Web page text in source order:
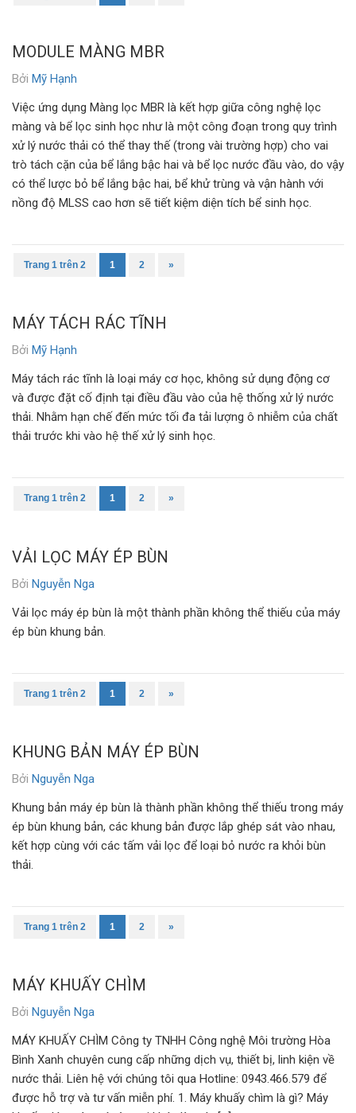
MODULE MÀNG MBR
Bởi Mỹ Hạnh
Việc ứng dụng Màng lọc MBR là kết hợp giữa công nghệ lọc
màng và bể lọc sinh học như là một công đoạn trong quy trình
xử lý nước thải có thể thay thế (trong vài trường hợp) cho vai
trò tách cặn của bể lắng bậc hai và bể lọc nước đầu vào, do vậy
có thể lược bỏ bể lắng bậc hai, bể khử trùng và vận hành với
nồng độ MLSS cao hơn sẽ tiết kiệm diện tích bể sinh học.
Trang 1 trên 2 1 2 »
MÁY TÁCH RÁC TĨNH
Bởi Mỹ Hạnh
Máy tách rác tĩnh là loại máy cơ học, không sử dụng động cơ
và được đặt cố định tại điều đầu vào của hệ thống xử lý nước
thải. Nhằm hạn chế đến mức tối đa tải lượng ô nhiễm của chất
thải trước khi vào hệ thế xử lý sinh học.
Trang 1 trên 2 1 2 »
VẢI LỌC MÁY ÉP BÙN
Bởi Nguyễn Nga
Vải lọc máy ép bùn là một thành phần không thể thiếu của máy
ép bùn khung bản.
Trang 1 trên 2 1 2 »
KHUNG BẢN MÁY ÉP BÙN
Bởi Nguyễn Nga
Khung bản máy ép bùn là thành phần không thể thiếu trong máy
ép bùn khung bản, các khung bản được lắp ghép sát vào nhau,
kết hợp cùng với các tấm vải lọc để loại bỏ nước ra khỏi bùn
thải.
Trang 1 trên 2 1 2 »
MÁY KHUẤY CHÌM
Bởi Nguyễn Nga
MÁY KHUẤY CHÌM Công ty TNHH Công nghệ Môi trường Hòa
Bình Xanh chuyên cung cấp những dịch vụ, thiết bị, linh kiện về
nước thải. Liên hệ với chúng tôi qua Hotline: 0943.466.579 để
được hỗ trợ và tư vấn miễn phí. 1. Máy khuấy chìm là gì? Máy